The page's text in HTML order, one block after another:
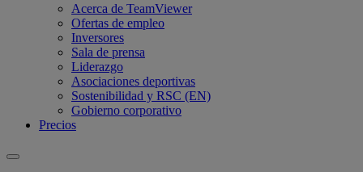
Acerca de TeamViewer
Ofertas de empleo
Inversores
Sala de prensa
Liderazgo
Asociaciones deportivas
Sostenibilidad y RSC (EN)
Gobierno corporativo
Precios